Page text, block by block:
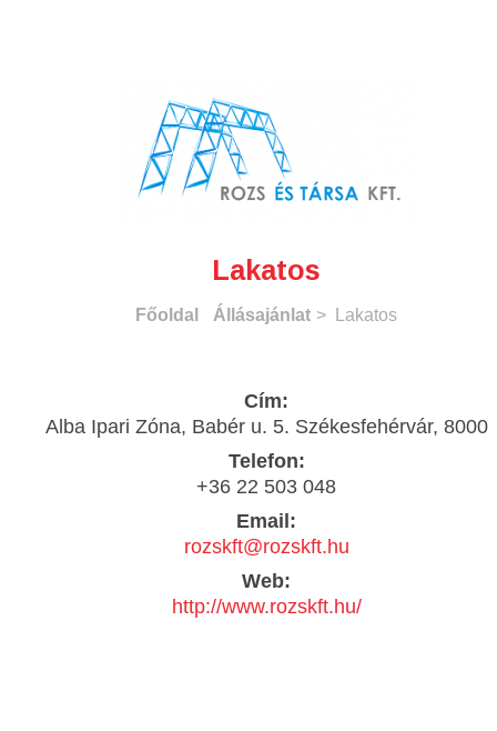
Lakatos
Főoldal Állásajánlat > Lakatos
Cím:
Alba Ipari Zóna, Babér u. 5. Székesfehérvár, 8000
Telefon:
+36 22 503 048
Email:
rozskft@rozskft.hu
Web:
http://www.rozskft.hu/